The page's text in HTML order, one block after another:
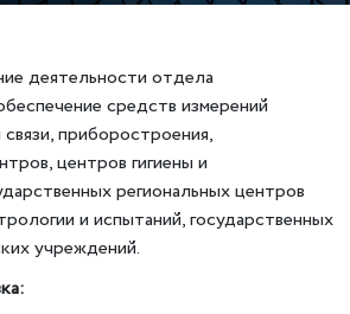
деятельности отдела
средств измерений
приборостроения,
центров гигиены и
региональных центров
и испытаний, государственных
учреждений.